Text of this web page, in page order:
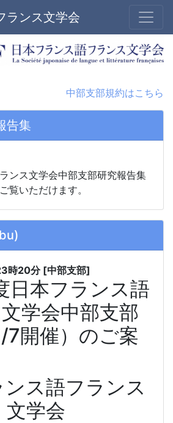
ランス文学会
中部支部規約はこちら
告集
ンス文学会中部支部研究報告集
覧いただけます。
時20分 [中部支部]
日本フランス語
学会中部支部
7開催）のご案
ンス語フランス
文学会